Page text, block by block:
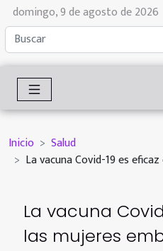
domingo, 9 de agosto de 2026
Inicio
Salud
La vacuna Covid-19 es
La vacuna
las mujeres